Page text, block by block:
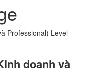
doanh và